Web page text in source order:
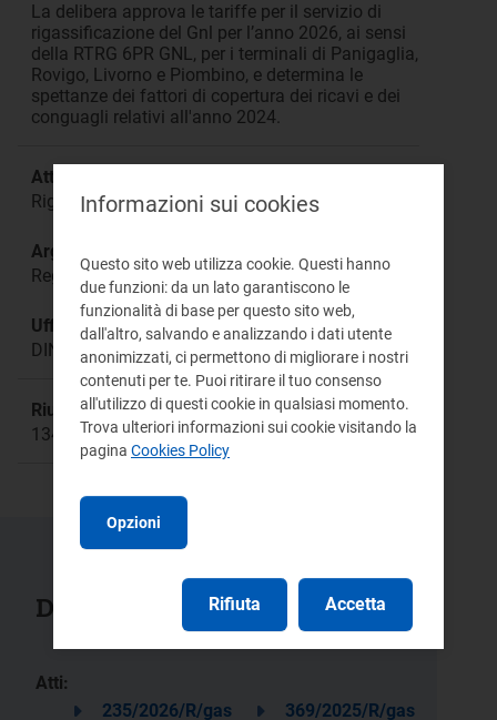
La delibera approva le tariffe per il servizio di
rigassificazione del Gnl per l’anno 2026, ai sensi
della RTRG 6PR GNL, per i terminali di Panigaglia,
Rovigo, Livorno e Piombino, e determina le
spettanze dei fattori di copertura dei ricavi e dei
conguagli relativi all'anno 2024.
Attività:
Rigassificazione Gnl
Argomento:
Regolazione tariffaria
Ufficio responsabile:
DINE
Riunione:
1346a
Documenti collegati
Atti:
235/2026/R/gas
369/2025/R/gas
Informazioni sui cookies
Questo sito web utilizza cookie. Questi hanno
due funzioni: da un lato garantiscono le
funzionalità di base per questo sito web,
dall'altro, salvando e analizzando i dati utente
anonimizzati, ci permettono di migliorare i nostri
contenuti per te. Puoi ritirare il tuo consenso
all'utilizzo di questi cookie in qualsiasi momento.
Trova ulteriori informazioni sui cookie visitando la
pagina Cookies Policy
Opzioni
Rifiuta Accetta